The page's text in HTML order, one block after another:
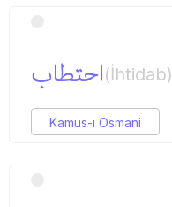
احتطاب(İhtidab)
Kamus-ı Osmani